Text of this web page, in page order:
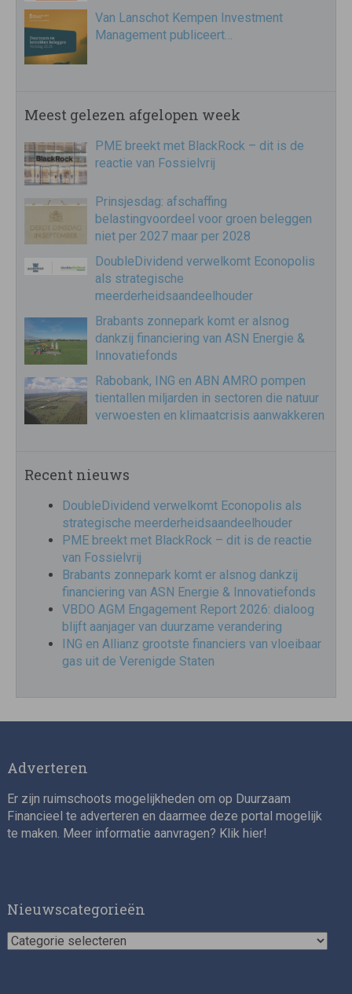
Van Lanschot Kempen Investment
Management publiceert…
Meest gelezen afgelopen week
PME breekt met BlackRock – dit is de
reactie van Fossielvrij
Prinsjesdag: afschaffing
belastingvoordeel voor groen beleggen
niet per 2027 maar per 2028
DoubleDividend verwelkomt Econopolis
als strategische
meerderheidsaandeelhouder
Brabants zonnepark komt er alsnog
dankzij financiering van ASN Energie &
Innovatiefonds
Rabobank, ING en ABN AMRO pompen
tientallen miljarden in sectoren die natuur
verwoesten en klimaatcrisis aanwakkeren
Recent nieuws
DoubleDividend verwelkomt Econopolis als
strategische meerderheidsaandeelhouder
PME breekt met BlackRock – dit is de reactie
van Fossielvrij
Brabants zonnepark komt er alsnog dankzij
financiering van ASN Energie & Innovatiefonds
VBDO AGM Engagement Report 2026: dialoog
blijft aanjager van duurzame verandering
ING en Allianz grootste financiers van vloeibaar
gas uit de Verenigde Staten
Adverteren
Er zijn ruimschoots mogelijkheden om op Duurzaam
Financieel te adverteren en daarmee deze portal mogelijk
te maken. Meer informatie aanvragen? Klik hier!
Nieuwscategorieën
Nieuwscategorieën